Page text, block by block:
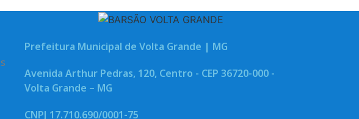
Prefeitura Municipal de Volta Grande | MG
Avenida Arthur Pedras, 120, Centro - CEP 36720-000 -
Volta Grande – MG
CNPJ 17.710.690/0001-75